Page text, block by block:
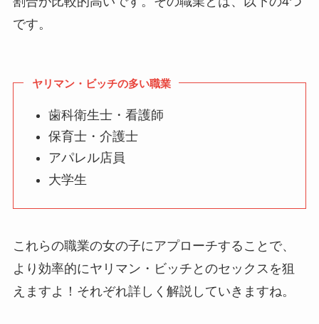
です。
ヤリマン・ビッチの多い職業
歯科衛生士・看護師
保育士・介護士
アパレル店員
大学生
これらの職業の女の子にアプローチすることで、
より効率的にヤリマン・ビッチとのセックスを狙
えますよ！それぞれ詳しく解説していきますね。